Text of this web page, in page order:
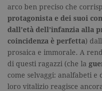
arco ben preciso che
protagonista e dei suoi
dall’età dell’infanzia alla
coincidenza è perfetta)
prosaica e immorale. A
di questi ragazzi (che la
come selvaggi: analfabeti e
loro vitalizio reagisce